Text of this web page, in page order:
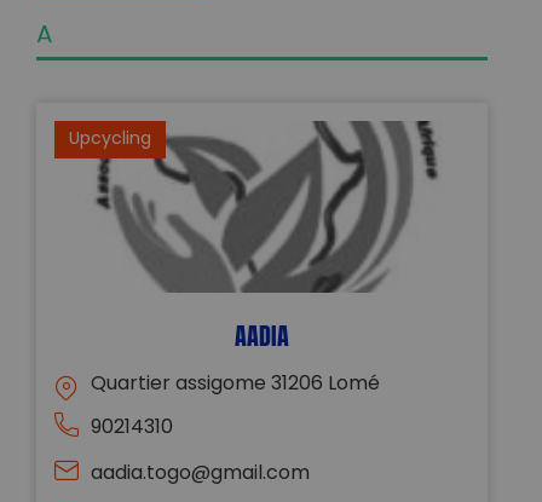
A
Upcycling
AADIA
Quartier assigome 31206 Lomé
90214310
aadia.togo@gmail.com